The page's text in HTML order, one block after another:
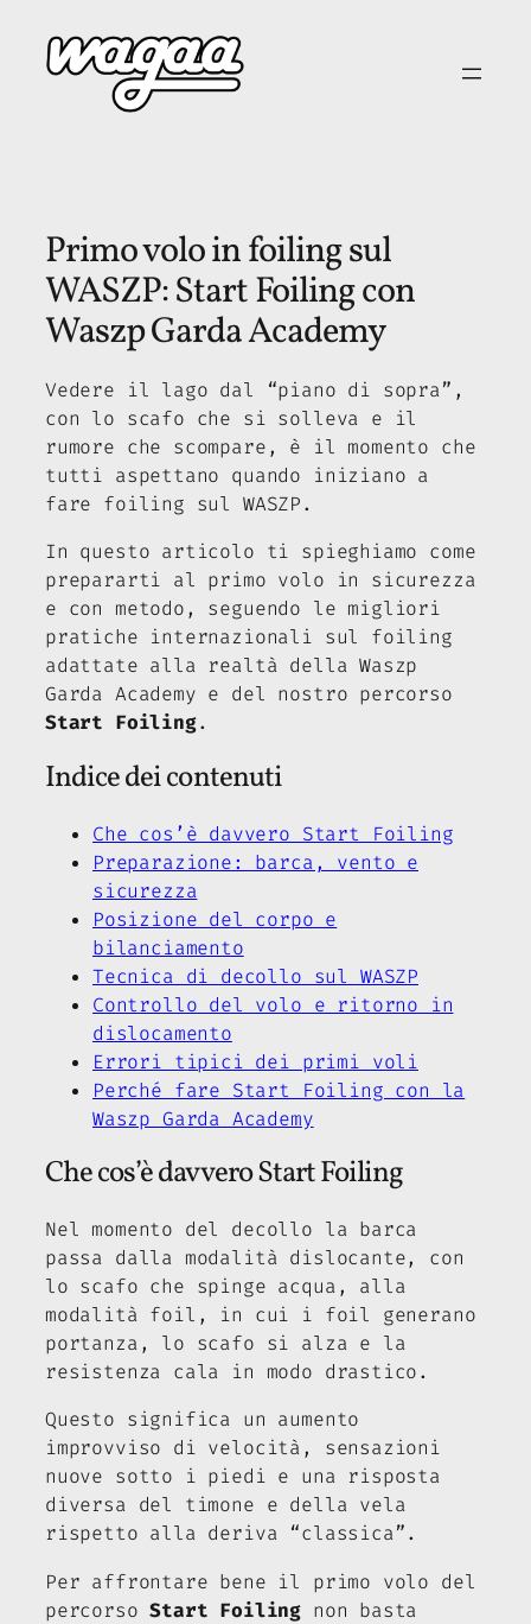
contenuto
Primo volo in foiling sul
WASZP: Start Foiling con
Waszp Garda Academy
Vedere il lago dal “piano di sopra”,
con lo scafo che si solleva e il
rumore che scompare, è il momento che
tutti aspettano quando iniziano a
fare foiling sul WASZP.
In questo articolo ti spieghiamo come
prepararti al primo volo in sicurezza
e con metodo, seguendo le migliori
pratiche internazionali sul foiling
adattate alla realtà della Waszp
Garda Academy e del nostro percorso
Start Foiling.
Indice dei contenuti
Che cos’è davvero Start Foiling
Preparazione: barca, vento e
sicurezza
Posizione del corpo e
bilanciamento
Tecnica di decollo sul WASZP
Controllo del volo e ritorno in
dislocamento
Errori tipici dei primi voli
Perché fare Start Foiling con la
Waszp Garda Academy
Che cos’è davvero Start Foiling
Nel momento del decollo la barca
passa dalla modalità dislocante, con
lo scafo che spinge acqua, alla
modalità foil, in cui i foil generano
portanza, lo scafo si alza e la
resistenza cala in modo drastico.
Questo significa un aumento
improvviso di velocità, sensazioni
nuove sotto i piedi e una risposta
diversa del timone e della vela
rispetto alla deriva “classica”.
Per affrontare bene il primo volo del
percorsoStart Foiling non basta